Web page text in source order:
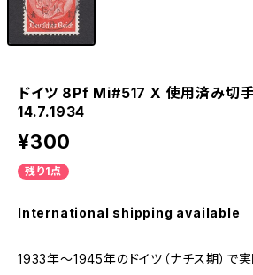
ドイツ 8Pf Mi#517 X 使用済み切
14.7.1934
¥300
残り1点
International shipping available
1933年～1945年のドイツ（ナチス期）で